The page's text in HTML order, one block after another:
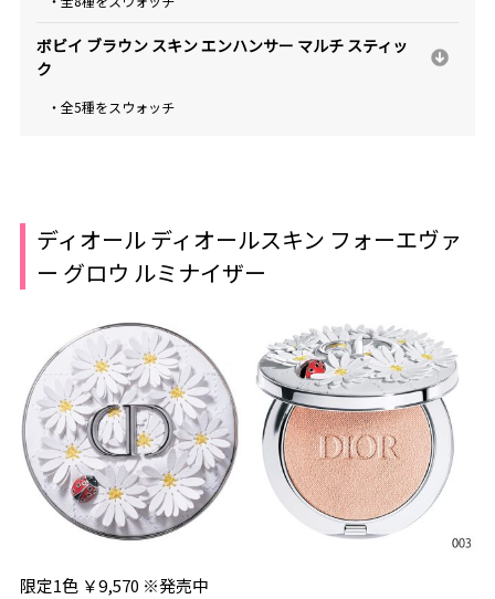
ボビイ ブラウン スキン エンハンサー マルチ スティッ
ク
・全5種をスウォッチ
ディオール ディオールスキン フォーエヴァ
ー グロウ ルミナイザー
限定1色 ￥9,570 ※発売中